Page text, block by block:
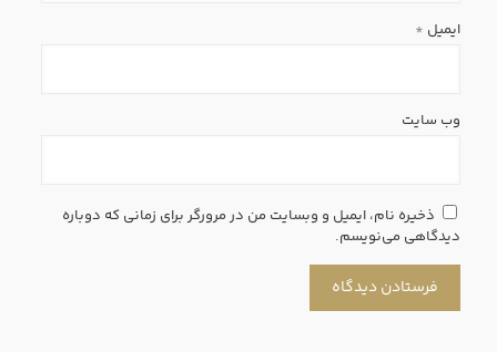
ایمیل *
وب‌ سایت
ذخیره نام، ایمیل و وبسایت من در مرورگر برای زمانی که دوباره
دیدگاهی می‌نویسم.